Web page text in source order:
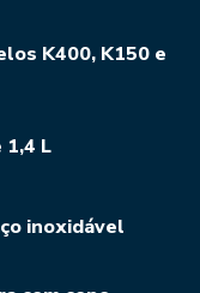
K400, K150 e
1,4 L
inoxidável